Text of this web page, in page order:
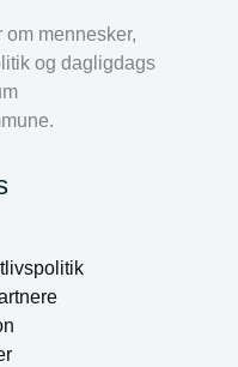
mennesker,
og dagligdags